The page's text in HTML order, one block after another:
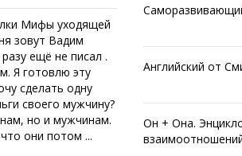
Мифы уходящей
зовут Вадим
ещё не писал .
Я готовлю эту
сделать одну
своего мужчину?
но и мужчинам.
они потом ...
Английский от
Он + Она.